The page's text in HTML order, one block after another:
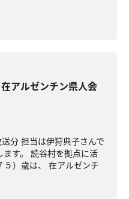
アルゼンチン県人会
分 担当は伊狩典子さんで
す。 読谷村を拠点に活
）歳は、 在アルゼンチ